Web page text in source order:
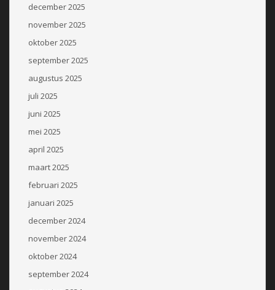
december 2025
november 2025
oktober 2025
september 2025
augustus 2025
juli 2025
juni 2025
mei 2025
april 2025
maart 2025
februari 2025
januari 2025
december 2024
november 2024
oktober 2024
september 2024